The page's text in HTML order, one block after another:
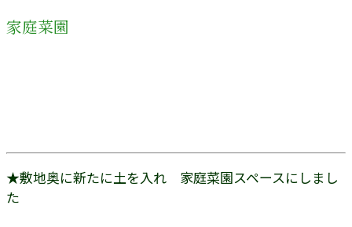
家庭菜園
★敷地奥に新たに土を入れ 家庭菜園スペースにしまし
た